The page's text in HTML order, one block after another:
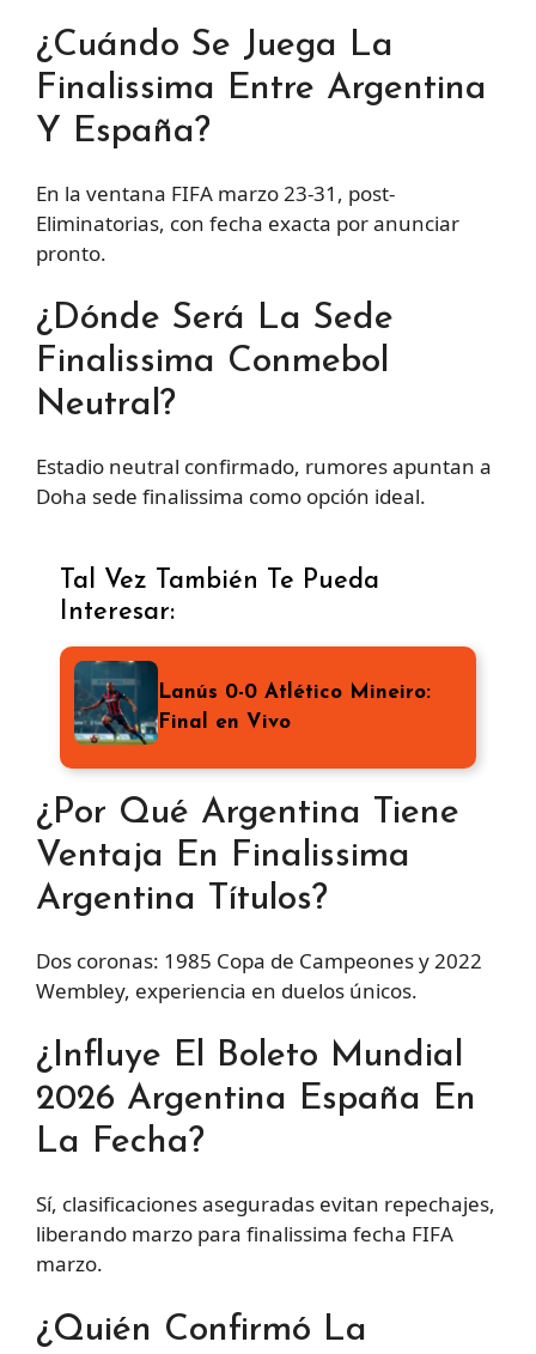
¿Cuándo Se Juega La
Finalissima Entre Argentina
Y España?
En la ventana FIFA marzo 23-31, post-
Eliminatorias, con fecha exacta por anunciar
pronto.
¿Dónde Será La Sede
Finalissima Conmebol
Neutral?
Estadio neutral confirmado, rumores apuntan a
Doha sede finalissima como opción ideal.
Tal Vez También Te Pueda
Interesar:
Lanús 0-0 Atlético Mineiro:
Final en Vivo
¿Por Qué Argentina Tiene
Ventaja En Finalissima
Argentina Títulos?
Dos coronas: 1985 Copa de Campeones y 2022
Wembley, experiencia en duelos únicos.
¿Influye El Boleto Mundial
2026 Argentina España En
La Fecha?
Sí, clasificaciones aseguradas evitan repechajes,
liberando marzo para finalissima fecha FIFA
marzo.
¿Quién Confirmó La